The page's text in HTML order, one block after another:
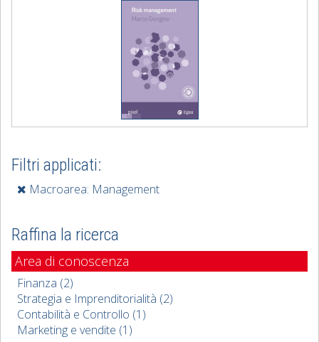
Filtri applicati:
Macroarea: Management
Raffina la ricerca
Area di conoscenza
Finanza (2)
Strategia e Imprenditorialità (2)
Contabilità e Controllo (1)
Marketing e vendite (1)